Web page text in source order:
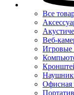
Все
Веб-
Игровые
Офисная